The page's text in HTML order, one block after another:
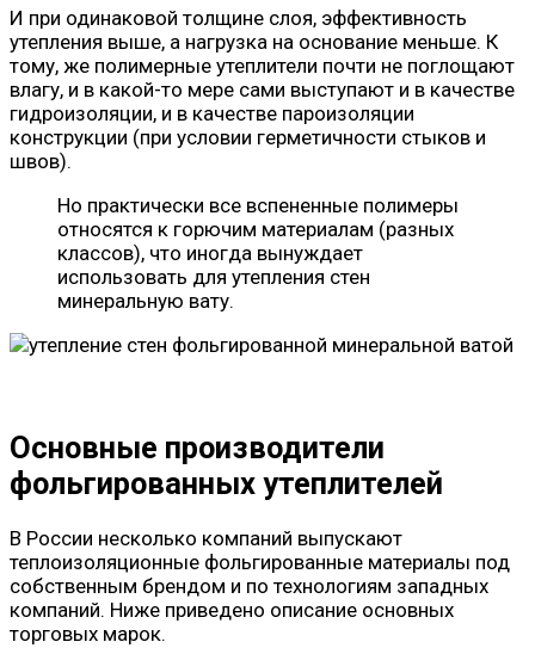
И при одинаковой толщине слоя, эффективность
утепления выше, а нагрузка на основание меньше. К
тому, же полимерные утеплители почти не поглощают
влагу, и в какой-то мере сами выступают и в качестве
гидроизоляции, и в качестве пароизоляции
конструкции (при условии герметичности стыков и
швов).
Но практически все вспененные полимеры
относятся к горючим материалам (разных
классов), что иногда вынуждает
использовать для утепления стен
минеральную вату.
Основные производители
фольгированных утеплителей
В России несколько компаний выпускают
теплоизоляционные фольгированные материалы под
собственным брендом и по технологиям западных
компаний. Ниже приведено описание основных
торговых марок.